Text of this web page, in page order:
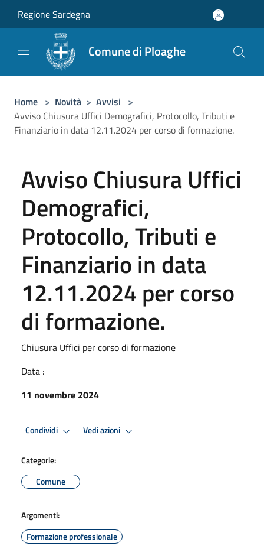
Regione Sardegna
Comune di Ploaghe
Home > Novità > Avvisi >
Avviso Chiusura Uffici Demografici, Protocollo, Tributi e
Finanziario in data 12.11.2024 per corso di formazione.
Avviso Chiusura Uffici
Demografici,
Protocollo, Tributi e
Finanziario in data
12.11.2024 per corso
di formazione.
Chiusura Uffici per corso di formazione
Data :
11 novembre 2024
Condividi Vedi azioni
Categorie:
Comune
Argomenti:
Formazione professionale